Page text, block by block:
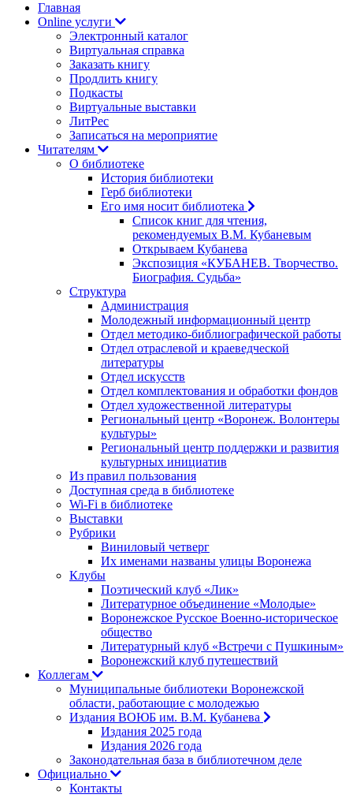
Главная
Online услуги
Электронный каталог
Виртуальная справка
Заказать книгу
Продлить книгу
Подкасты
Виртуальные выставки
ЛитРес
Записаться на мероприятие
Читателям
О библиотеке
История библиотеки
Герб библиотеки
Его имя носит библиотека
Список книг для чтения,
рекомендуемых В.М. Кубаневым
Открываем Кубанева
Экспозиция «КУБАНЕВ. Творчество.
Биография. Судьба»
Структура
Администрация
Молодежный информационный центр
Отдел методико-библиографической работы
Отдел отраслевой и краеведческой
литературы
Отдел искусств
Отдел комплектования и обработки фондов
Отдел художественной литературы
Региональный центр «Воронеж. Волонтеры
культуры»
Региональный центр поддержки и развития
культурных инициатив
Из правил пользования
Доступная среда в библиотеке
Wi-Fi в библиотеке
Выставки
Рубрики
Виниловый четверг
Их именами названы улицы Воронежа
Клубы
Поэтический клуб «Лик»
Литературное объединение «Молодые»
Воронежское Русское Военно-историческое
общество
Литературный клуб «Встречи с Пушкиным»
Воронежский клуб путешествий
Коллегам
Муниципальные библиотеки Воронежской
области, работающие с молодежью
Издания ВОЮБ им. В.М. Кубанева
Издания 2025 года
Издания 2026 года
Законодательная база в библиотечном деле
Официально
Контакты